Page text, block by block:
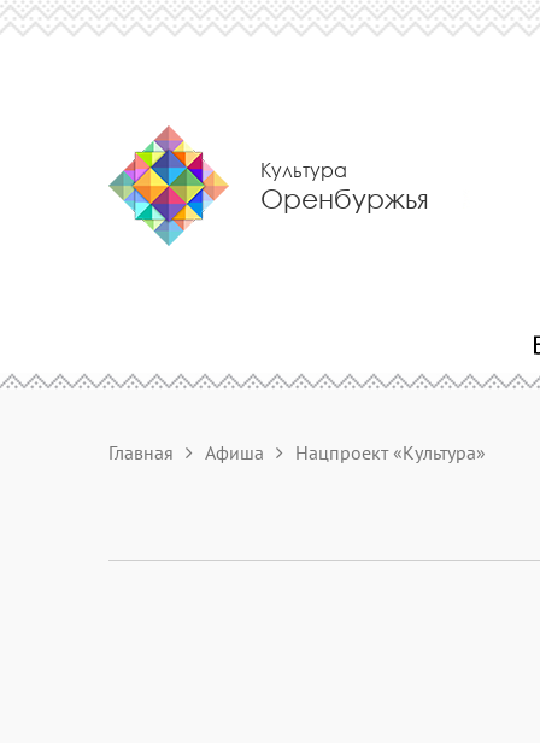
Культура
Оренбуржья
Главная Афиша Нацпроект «Культура»